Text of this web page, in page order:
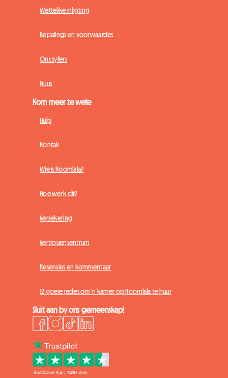
Wettelike inligting
Bepalings en voorwaardes
Ons syfers
Nuus
Kom meer te wete
Hulp
Kontak
Wie is Roomlala?
Hoe werk dit?
Versekering
Vertrouensentrum
Resensies en kommentaar
12 goeie redes om 'n kamer op Roomlala te huur
Sluit aan by ons gemeenskap!